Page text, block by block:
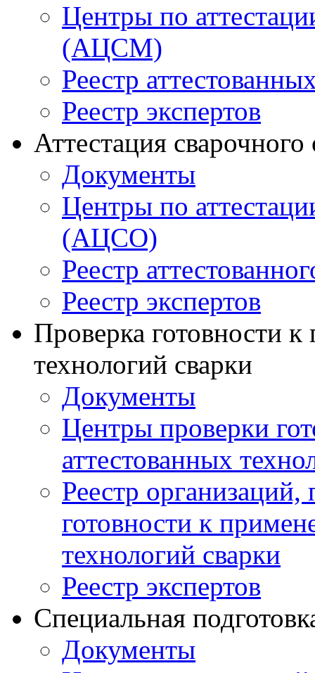
Центры по
(АЦСМ)
Реестр
Реестр экспертов
Аттестация
Документы
Центры по
(АЦСО)
Реестр
Реестр экспертов
Проверка готовности
технологий сварки
Документы
Центры проверки
аттестованных
Реестр
готовности к
технологий сварки
Реестр экспертов
Специальная
Документы